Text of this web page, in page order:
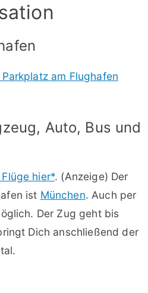
am Flughafen
Auto, Bus und
hier*. (Anzeige) Der
ist München. Auch per
Der Zug geht bis
Dich anschließend der